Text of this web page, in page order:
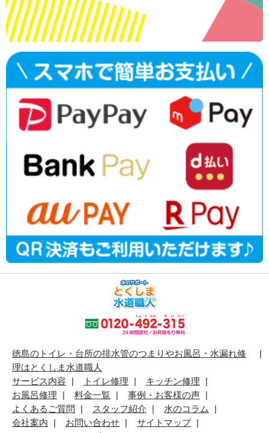
徳島のトイレ・台所の排水管のつまりやお風呂・水漏れ修
理はとくしま水道職人
サービス内容
トイレ修理
キッチン修理
お風呂修理
料金一覧
事例・お客様の声
よくあるご質問
スタッフ紹介
水のコラム
会社案内
お問い合わせ
サイトマップ